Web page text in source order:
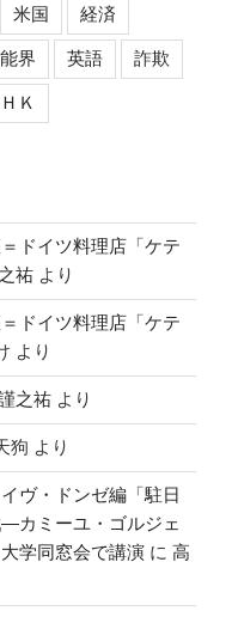
米国 経済
界 英語 詐欺
Ｋ
ドイツ料理店「ケテ
祐 より
ドイツ料理店「ケテ
より
之祐 より
狗 より
ヴ・ドンゼ編「駐日
カミーユ・ゴルジェ
学同窓会で講演 に 高